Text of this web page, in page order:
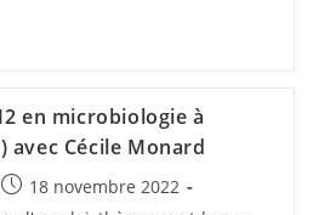
en microbiologie à
avec Cécile Monard
18 novembre 2022